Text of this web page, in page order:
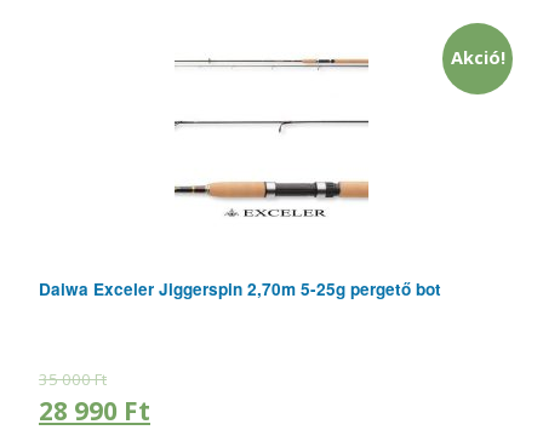
Akció!
Daiwa Exceler Jiggerspin 2,70m 5-25g pergető bot
35 000Ft
28 990 Ft